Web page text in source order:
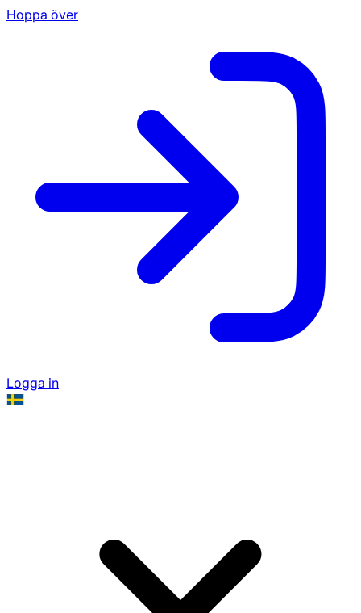
Hoppa över
Logga in